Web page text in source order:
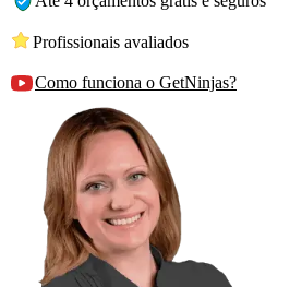
Profissionais avaliados
Como funciona o GetNinjas?